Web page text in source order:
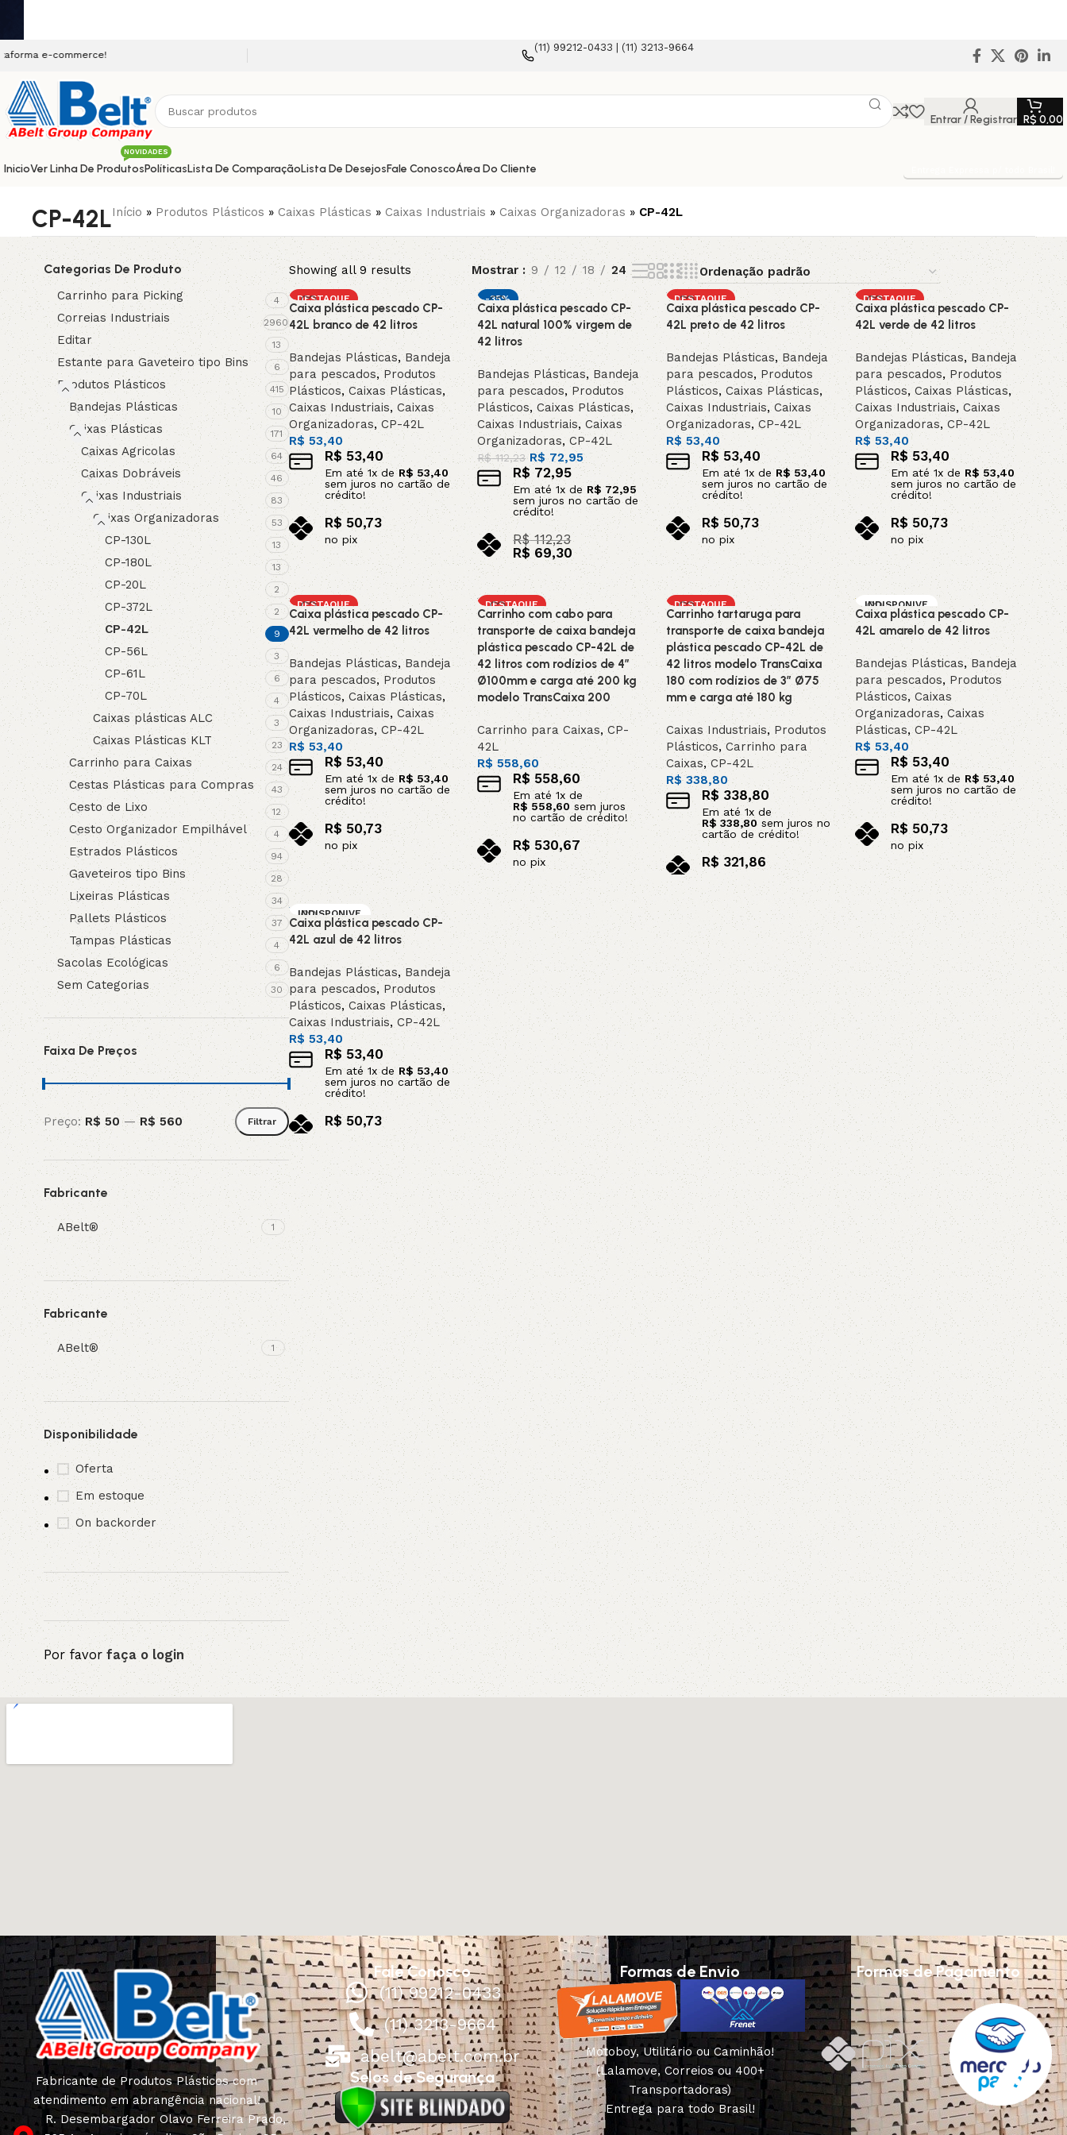
commerce!
(11) 99212-0433 | (11) 3213-9664
Entrar / Registrar R$ 0,00
InicioVer Linha De Produtos
NOVIDADES
3L 3VX 5V 5VX AA AVX
A AX B BX C CC
CX D PJ PJ PK PK
PL SPA SPB SPZ
XPA XPB XPZ ZX
PolíticasLista De ComparaçãoLista De DesejosFale ConoscoÁrea Do Cliente
CP-42LInício » Produtos Plásticos » Caixas Plásticas » Caixas Industriais » Caixas Organizadoras » CP-42L
Categorias De Produto
Carrinho para Picking 4
Correias Industriais 2960
Editar 13
Estante para Gaveteiro tipo Bins 6
Produtos Plásticos 415
Bandejas Plásticas 10
Caixas Plásticas 171
Caixas Agricolas 64
Caixas Dobráveis 46
Caixas Industriais 83
Caixas Organizadoras 53
CP-130L 13
CP-180L 13
CP-20L 2
CP-372L 2
CP-42L 9
CP-56L 3
CP-61L 6
CP-70L 4
Caixas plásticas ALC 3
Caixas Plásticas KLT 23
Carrinho para Caixas 24
Cestas Plásticas para Compras 43
Cesto de Lixo 12
Cesto Organizador Empilhável 4
Estrados Plásticos 94
Gaveteiros tipo Bins 28
Lixeiras Plásticas 34
Pallets Plásticos 37
Tampas Plásticas 4
Sacolas Ecológicas 6
Sem Categorias 30
Faixa De Preços
Filtrar
Preço: R$ 50 —R$ 560
Fabricante
ABelt® 1
Fabricante
ABelt® 1
Disponibilidade
Oferta
Em estoque
On backorder
Por favor faça o login
Showing all 9 results Mostrar 9 12 18 24
DESTAQUE
Caixa plástica pescado CP-
42L branco de 42 litros
Bandejas Plásticas,Bandeja
para pescados,Produtos
Plásticos, Caixas Plásticas,
Caixas Industriais, Caixas
Organizadoras, CP-42L
R$ 53,40
R$53,40
Em até1x deR$ 53,40
sem juros no cartão de
crédito!
R$ 50,73
no pix
Adicionar ao carrinho
-35%
DESTAQUE
Caixa plástica pescado CP-
42L natural 100% virgem de
42 litros
Bandejas Plásticas,Bandeja
para pescados,Produtos
Plásticos,Caixas Plásticas,
Caixas Industriais,Caixas
Organizadoras,CP-42L
R$112,23 R$72,95
R$ 72,95
Em até1x deR$72,95
sem juros no cartão de
crédito!
R$112,23
R$ 69,30
no pix
Adicionar ao carrinho
DESTAQUE
Caixa plástica pescado CP-
42L preto de 42 litros
Bandejas Plásticas, Bandeja
para pescados, Produtos
Plásticos,Caixas Plásticas,
Caixas Industriais,Caixas
Organizadoras,CP-42L
R$ 53,40
R$53,40
Em até1x deR$53,40
sem juros no cartão de
crédito!
R$50,73
no pix
Adicionar ao carrinho
DESTAQUE
Caixa plástica pescado CP-
42L verde de 42 litros
Bandejas Plásticas,Bandeja
para pescados, Produtos
Plásticos, Caixas Plásticas,
Caixas Industriais, Caixas
Organizadoras,CP-42L
R$ 53,40
R$53,40
Em até1x de R$ 53,40
sem juros no cartão de
crédito!
R$50,73
no pix
Adicionar ao carrinho
DESTAQUE
Caixa plástica pescado CP-
42L vermelho de 42 litros
Bandejas Plásticas,Bandeja
para pescados,Produtos
Plásticos, Caixas Plásticas,
Caixas Industriais, Caixas
Organizadoras, CP-42L
R$ 53,40
R$53,40
Em até1x deR$ 53,40
sem juros no cartão de
crédito!
R$ 50,73
no pix
Adicionar ao carrinho
DESTAQUE
Carrinho com cabo para
transporte de caixa bandeja
plástica pescado CP-42L de
42 litros com rodízios de 4”
Ø100mm e carga até 200 kg
modelo TransCaixa 200
Carrinho para Caixas,CP-
42L
R$ 558,60
R$558,60
Em até1x de
R$ 558,60 sem juros
no cartão de crédito!
R$ 530,67
no pix
Adicionar ao carrinho
DESTAQUE
Carrinho tartaruga para
transporte de caixa bandeja
plástica pescado CP-42L de
42 litros modelo TransCaixa
180 com rodízios de 3” Ø75
mm e carga até 180 kg
Caixas Industriais, Produtos
Plásticos,Carrinho para
Caixas,CP-42L
R$338,80
R$ 338,80
Em até1x de
R$ 338,80sem juros no
cartão de crédito!
R$321,86
no pix
Adicionar ao carrinho
INDISPONIVE
L / SOB ENCO
MENDA
DESTAQUE
Caixa plástica pescado CP-
42L amarelo de 42 litros
Bandejas Plásticas,Bandeja
para pescados, Produtos
Plásticos, Caixas
Organizadoras,Caixas
Plásticas,CP-42L
R$ 53,40
R$53,40
Em até1x de R$ 53,40
sem juros no cartão de
crédito!
R$50,73
no pix
Leia mais
INDISPONIVE
L / SOB ENCO
MENDA
DESTAQUE
Caixa plástica pescado CP-
42L azul de 42 litros
Bandejas Plásticas,Bandeja
para pescados, Produtos
Plásticos,Caixas Plásticas,
Caixas Industriais, CP-42L
R$ 53,40
R$53,40
Em até 1x de R$ 53,40
sem juros no cartão de
crédito!
R$50,73
no pix
Leia mais
Fabricante de Produtos Plásticos com
atendimento em abrangência nacional!
R. Desembargador Olavo Ferreira Prado,
Fale Conosco
(11) 99212-0433
(11) 3213-9664
abelt@abelt.com.br
Selos de Segurança
Formas de Envio
Motoboy, Utilitário ou Caminhão!
(Lalamove, Correios ou 400+
Transportadoras)
Entrega para todo Brasil!
Formas de Pagamento